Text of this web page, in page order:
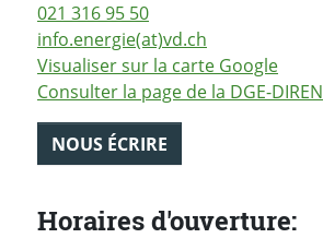
021 316 95 50
info.energie(at)vd.ch
Visualiser sur la carte Google
Consulter la page de la DGE-DIREN
NOUS ÉCRIRE
Horaires d'ouverture: